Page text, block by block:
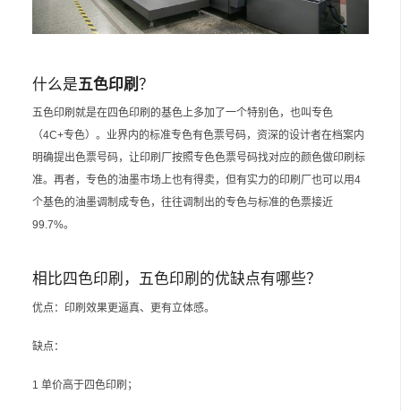
什么是五色印刷 ？
五色印刷就是在四色印刷的基色上多加了一个特别色，也叫专色
（4C+专色）。业界内的标准专色有色票号码，资深的设计者在档案内
明确提出色票号码，让印刷厂按照专色色票号码找对应的颜色做印刷标
准。再者，专色的油墨市场上也有得卖，但有实力的印刷厂也可以用4
个基色的油墨调制成专色，往往调制出的专色与标准的色票接近
99.7%。
相比四色印刷，五色印刷的优缺点有哪些？
优点：印刷效果更逼真、更有立体感。
缺点：
1 单价高于四色印刷；